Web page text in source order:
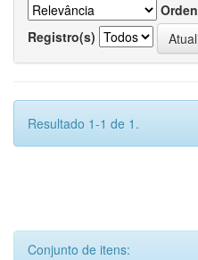
Registro(s)
Resultado 1-1 de 1.
Conjunto de itens: